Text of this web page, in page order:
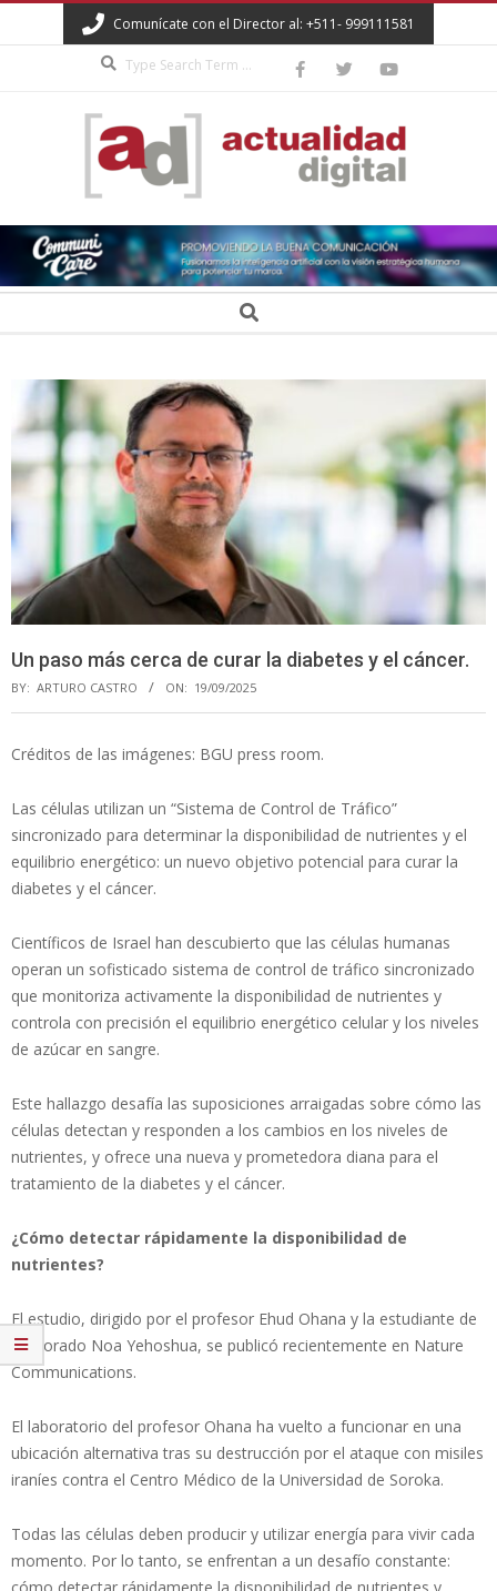
to
Comunícate con el Director al: +511- 999111581
ACTUALIDAD
DIGITAL Search
Un paso más cerca de curar la diabetes y el cáncer.
BY: ARTURO CASTRO ON: 19/09/2025
Créditos de las imágenes: BGU press room.
Las células utilizan un “Sistema de Control de Tráfico”
sincronizado para determinar la disponibilidad de nutrientes y el
equilibrio energético: un nuevo objetivo potencial para curar la
diabetes y el cáncer.
Científicos de Israel han descubierto que las células humanas
operan un sofisticado sistema de control de tráfico sincronizado
que monitoriza activamente la disponibilidad de nutrientes y
controla con precisión el equilibrio energético celular y los niveles
de azúcar en sangre.
Este hallazgo desafía las suposiciones arraigadas sobre cómo las
células detectan y responden a los cambios en los niveles de
nutrientes, y ofrece una nueva y prometedora diana para el
tratamiento de la diabetes y el cáncer.
¿Cómo detectar rápidamente la disponibilidad de
nutrientes?
El estudio, dirigido por el profesor Ehud Ohana y la estudiante de
doctorado Noa Yehoshua, se publicó recientemente en Nature
Communications.
El laboratorio del profesor Ohana ha vuelto a funcionar en una
ubicación alternativa tras su destrucción por el ataque con misiles
iraníes contra el Centro Médico de la Universidad de Soroka.
Todas las células deben producir y utilizar energía para vivir cada
momento. Por lo tanto, se enfrentan a un desafío constante: